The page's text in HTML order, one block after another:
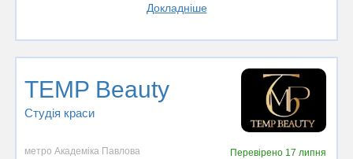
Докладніше
TEMP Beauty
Студія краси
метро Академіка Павлова Перевірено 17 липня